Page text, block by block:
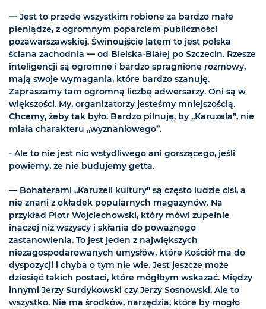
— Jest to przede wszystkim robione za bardzo małe
pieniądze, z ogromnym poparciem publiczności
pozawarszawskiej. Świnoujście latem to jest polska
ściana zachodnia — od Bielska-Białej po Szczecin. Rzesze
inteligencji są ogromne i bardzo spragnione rozmowy,
mają swoje wymagania, które bardzo szanuję.
Zapraszamy tam ogromną liczbę adwersarzy. Oni są w
większości. My, organizatorzy jesteśmy mniejszością.
Chcemy, żeby tak było. Bardzo pilnuję, by „Karuzela”, nie
miała charakteru „wyznaniowego”.
- Ale to nie jest nic wstydliwego ani gorszącego, jeśli
powiemy, że nie budujemy getta.
— Bohaterami „Karuzeli kultury” są często ludzie cisi, a
nie znani z okładek popularnych magazynów. Na
przykład Piotr Wojciechowski, który mówi zupełnie
inaczej niż wszyscy i skłania do poważnego
zastanowienia. To jest jeden z największych
niezagospodarowanych umysłów, które Kościół ma do
dyspozycji i chyba o tym nie wie. Jest jeszcze może
dziesięć takich postaci, które mógłbym wskazać. Między
innymi Jerzy Surdykowski czy Jerzy Sosnowski. Ale to
wszystko. Nie ma środków, narzędzia, które by mogło